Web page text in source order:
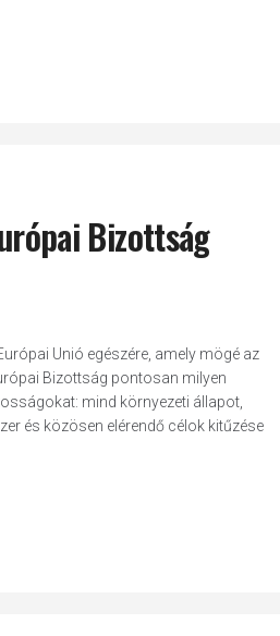
Bizottság
Unió egészére, amely mögé az
Bizottság pontosan milyen
mind környezeti állapot,
és közösen elérendő célok kitűzése